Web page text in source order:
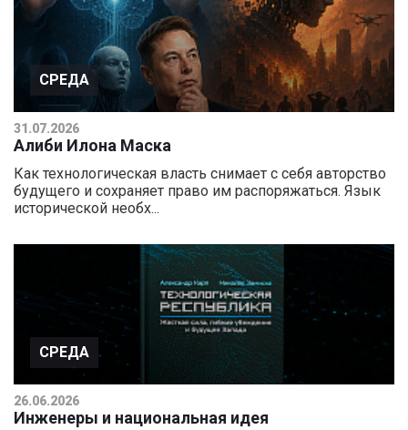
СРЕДА
31.07.2026
Алиби Илона Маска
Как технологическая власть снимает с себя авторство
будущего и сохраняет право им распоряжаться. Язык
исторической необх...
СРЕДА
26.06.2026
Инженеры и национальная идея